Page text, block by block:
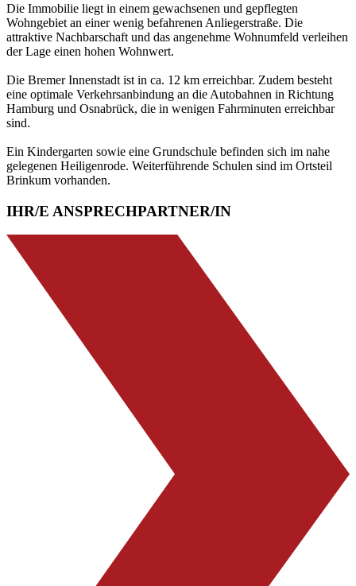
Die Immobilie liegt in einem gewachsenen und gepflegten
Wohngebiet an einer wenig befahrenen Anliegerstraße. Die
attraktive Nachbarschaft und das angenehme Wohnumfeld verleihen
der Lage einen hohen Wohnwert.
Die Bremer Innenstadt ist in ca. 12 km erreichbar. Zudem besteht
eine optimale Verkehrsanbindung an die Autobahnen in Richtung
Hamburg und Osnabrück, die in wenigen Fahrminuten erreichbar
sind.
Ein Kindergarten sowie eine Grundschule befinden sich im nahe
gelegenen Heiligenrode. Weiterführende Schulen sind im Ortsteil
Brinkum vorhanden.
IHR/E ANSPRECHPARTNER/IN